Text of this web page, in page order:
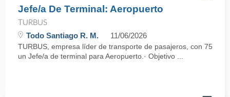
Jefe/a De Terminal: Aeropuerto
TURBUS
Todo Santiago R. M. 11/06/2026
TURBUS, empresa líder de transporte de pasajeros, con 75
un Jefe/a de terminal para Aeropuerto.· Objetivo ...